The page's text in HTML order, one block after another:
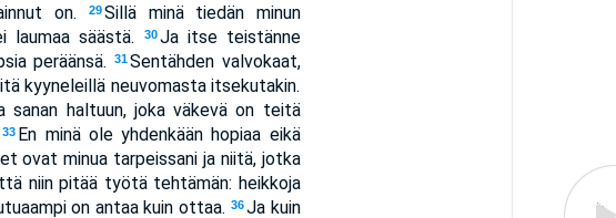
on.
29Sillä minä tiedän minun
laumaa säästä.
30 Ja itse teistänne
peräänsä.
31 Sentähden valvokaat,
kyyneleillä neuvomasta itsekutakin.
sanan haltuun, joka väkevä on teitä
33 En minä ole yhdenkään hopiaa eikä
ovat minua tarpeissani ja niitä, jotka
niin pitää työtä tehtämän: heikkoja
on antaa kuin ottaa. 36Ja kuin